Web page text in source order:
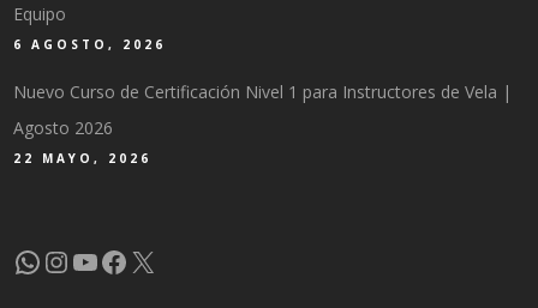
Equipo
6 AGOSTO, 2026
Nuevo Curso de Certificación Nivel 1 para Instructores de Vela |
Agosto 2026
22 MAYO, 2026
WhatsApp
Instagram
YouTube
Facebook
X